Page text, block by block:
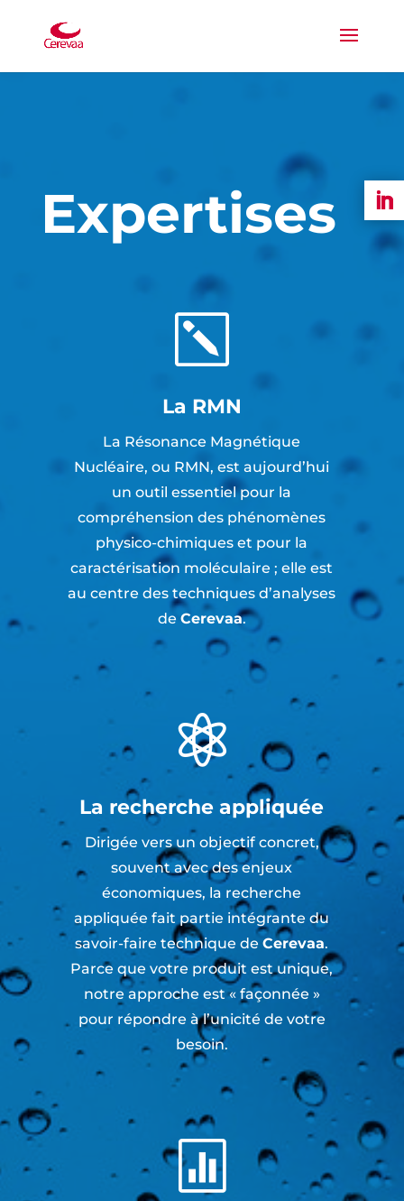
Expertises
k
La RMN
La Résonance Magnétique
Nucléaire, ou RMN, est aujourd’hui
un outil essentiel pour la
compréhension des phénomènes
physico-chimiques et pour la
caractérisation moléculaire ; elle est
au centre des techniques d’analyses
de Cerevaa.

La recherche appliquée
Dirigée vers un objectif concret,
souvent avec des enjeux
économiques, la recherche
appliquée fait partie intégrante du
savoir-faire technique deCerevaa.
Parce que votre produit est unique,
notre approche est « façonnée »
pour répondre à l’unicité de votre
besoin.
